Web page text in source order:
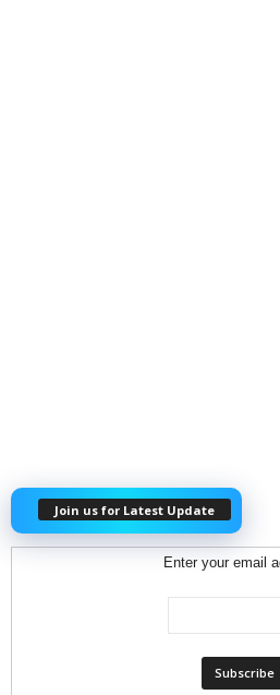
Join us for Latest Update
Enter your email